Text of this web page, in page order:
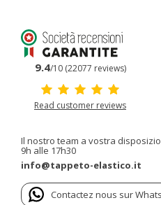
9.4/10 (22077 reviews)
Read customer reviews
Il nostro team a vostra
9h alle 17h30
info@tappeto-elastico.it
Contactez nous sur